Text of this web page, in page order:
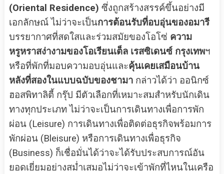
(Oriental Residence) ซึ่งถูกสร้างสรรค์ขึ้นอย่างมี
เอกลักษณ์ ไม่ว่าจะเป็นการต้อนรับที่อบอุ่นของอมารี
บรรยากาศที่สดใสและร่วมสมัยของโอโซ่ ความ
หรูหราสง่างามของโอเรียนเต็ล เรสซิเดนซ์ กรุงเทพฯ
หรือที่พักที่มอบความอบอุ่นและคุ้นเคยเสมือนบ้าน
หลังที่สองในแบบฉบับของชามากล่าวได้ว่า ออนิกซ์
ฮอสพิทาลิตี้ กรุ๊ป มีตัวเลือกที่เหมาะสมสำหรับนักเดิน
ทางทุกประเภท ไม่ว่าจะเป็นการเดินทางเพื่อการพัก
ผ่อน (Leisure) การเดินทางเพื่อติดต่อธุรกิจพร้อมการ
พักผ่อน (Bleisure) หรือการเดินทางเพื่อธุรกิจ
(Business) ก็เชื่อมั่นได้ว่าจะได้รับประสบการณ์อัน
ยอดเยี่ยมอย่างสม่ำเสมอไม่ว่าจะเข้าพักที่ไหนในเครือ